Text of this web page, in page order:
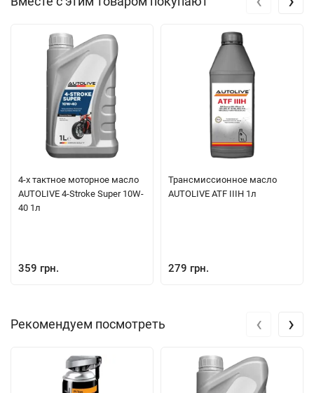
4-х тактное моторное масло
AUTOLIVE 4-Stroke Super 10W-
40 1л
359 грн.
Трансмиссионное масло
AUTOLIVE ATF IIIH 1л
279 грн.
Рекомендуем посмотреть ‹ ›